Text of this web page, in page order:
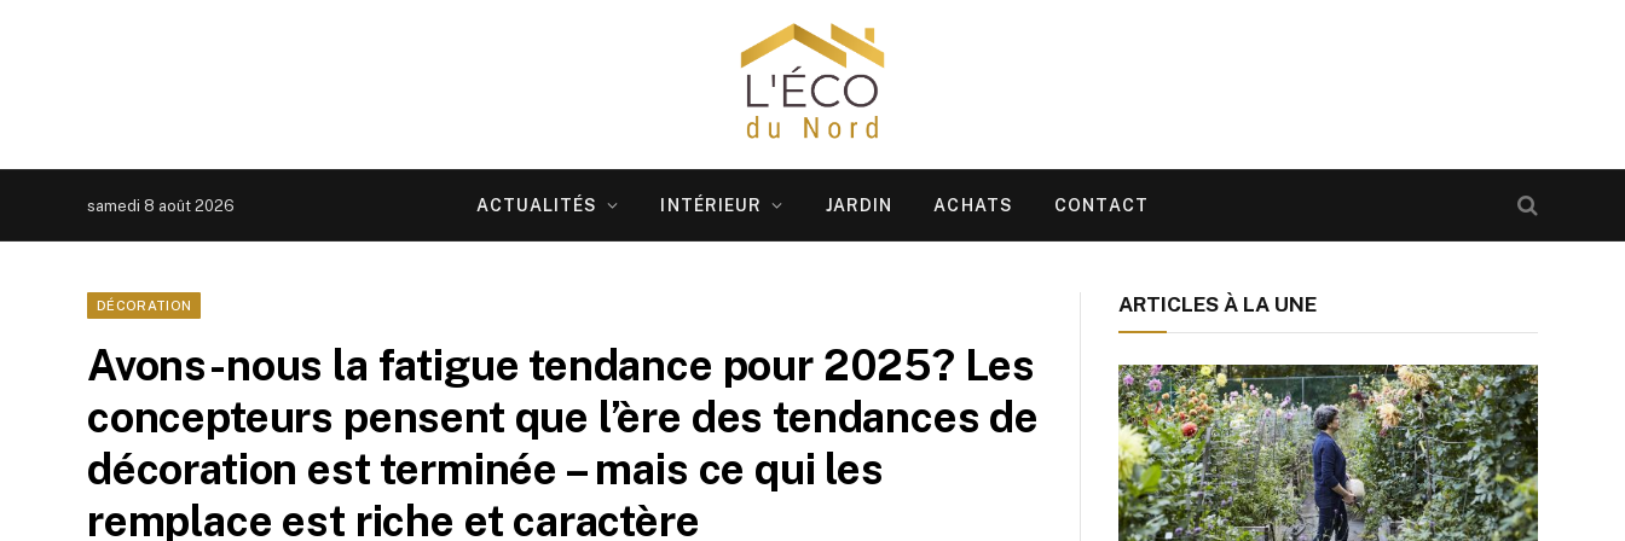
samedi 8 août 2026 ACTUALITÉS INTÉRIEUR JARDIN ACHATS CONTACT
DÉCORATION
Avons-nous la fatigue tendance pour 2025? Les
concepteurs pensent que l’ère des tendances de
décoration est terminée – mais ce qui les
remplace est riche et caractère
ARTICLES À LA UNE